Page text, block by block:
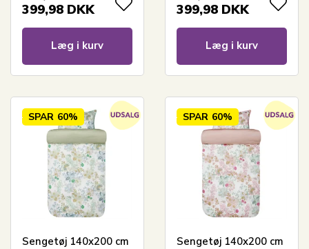
399,98 DKK
Læg i kurv
399,98 DKK
Læg i kurv
SPAR 60%
Sengetøj 140x200 cm
SPAR 60%
Sengetøj 140x200 cm